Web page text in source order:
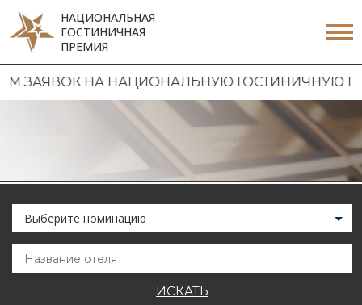
НАЦИОНАЛЬНАЯ
ГОСТИНИЧНАЯ
ПРЕМИЯ
НА НАЦИОНАЛЬНУЮ ГОСТИНИЧНУЮ ПРЕМИЮ
Выберите номинацию
ИСКАТЬ